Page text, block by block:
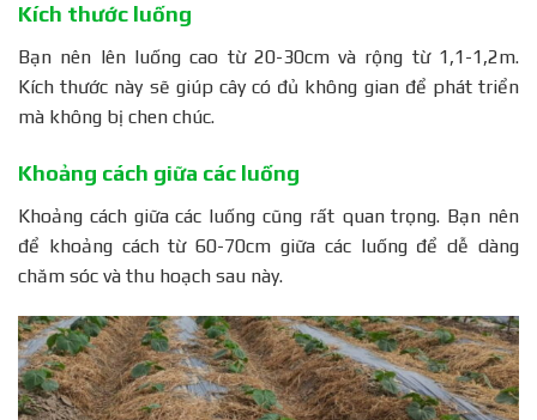
Kích thước luống
Bạn nên lên luống cao từ 20-30cm và rộng từ 1,1-1,2m.
Kích thước này sẽ giúp cây có đủ không gian để phát triển
mà không bị chen chúc.
Khoảng cách giữa các luống
Khoảng cách giữa các luống cũng rất quan trọng. Bạn nên
để khoảng cách từ 60-70cm giữa các luống để dễ dàng
chăm sóc và thu hoạch sau này.